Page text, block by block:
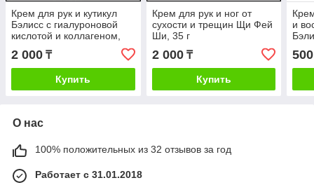
Крем для рук и кутикул
Бэлисс с гиалуроновой
кислотой и коллагеном,
2 000 ₸
Купить
Крем для рук и ног от
сухости и трещин Щи Фей
Ши, 35 г
2 000₸
Купить
и
500
О нас
100% положительных из 32 отзывов за год
Работает с 31.01.2018